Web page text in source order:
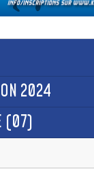
2024
(07)